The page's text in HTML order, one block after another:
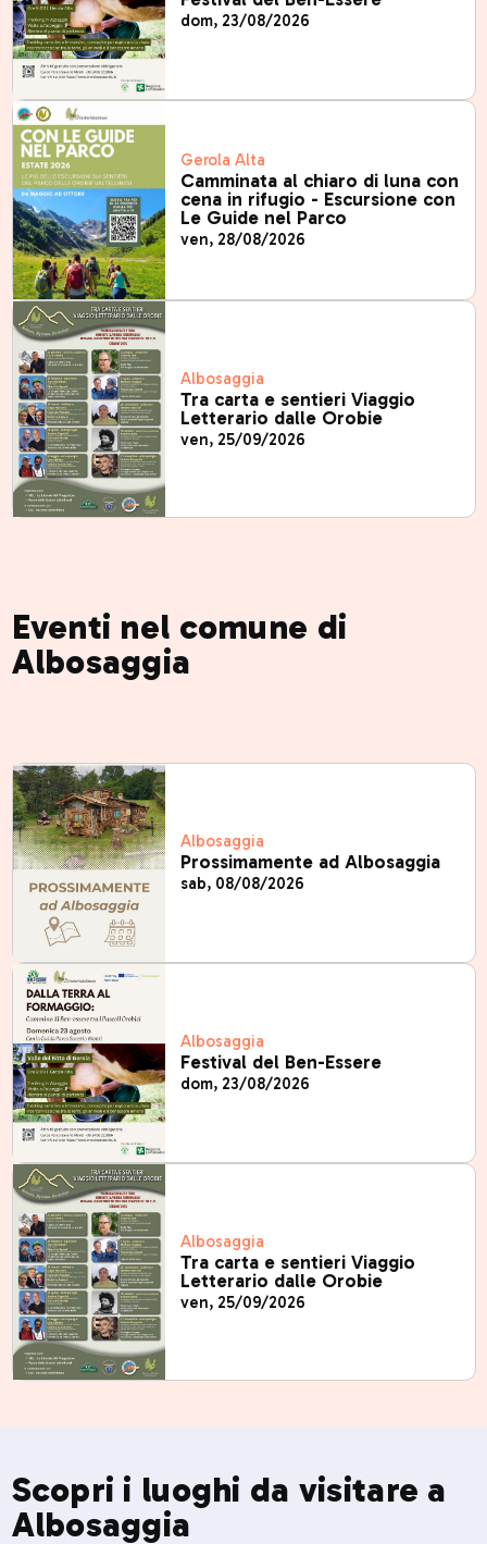
dom, 23/08/2026
Gerola Alta
Camminata al chiaro di luna con
cena in rifugio - Escursione con
Le Guide nel Parco
ven, 28/08/2026
Albosaggia
Tra carta e sentieri Viaggio
Letterario dalle Orobie
ven, 25/09/2026
Eventi nel comune di
Albosaggia
Albosaggia
Prossimamente ad Albosaggia
sab, 08/08/2026
Albosaggia
Festival del Ben-Essere
dom, 23/08/2026
Albosaggia
Tra carta e sentieri Viaggio
Letterario dalle Orobie
ven, 25/09/2026
Scopri i luoghi da visitare a
Albosaggia